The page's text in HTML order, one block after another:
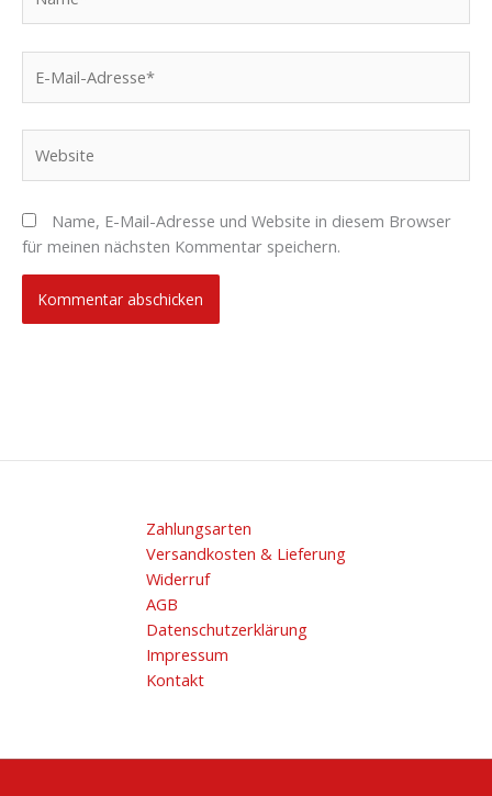
Mail-
Name, E-Mail-Adresse und Website in diesem Browser
für meinen nächsten Kommentar speichern.
Zahlungsarten
Versandkosten & Lieferung
Widerruf
AGB
Datenschutzerklärung
Impressum
Kontakt